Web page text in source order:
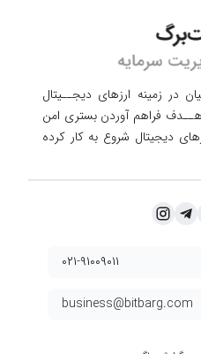
در زمینه ارزهای دیجــیتال
بستری امن
دیجیتال شروع به کار کرده
business@bitbarg.com
۰۲۱-۹۱۰۰۹۰۱۱